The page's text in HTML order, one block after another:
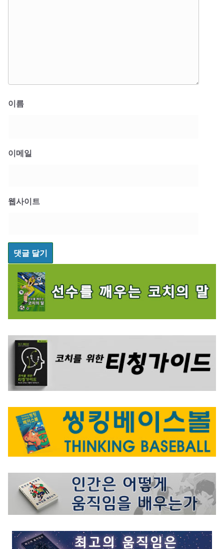
이름
이메일
웹사이트